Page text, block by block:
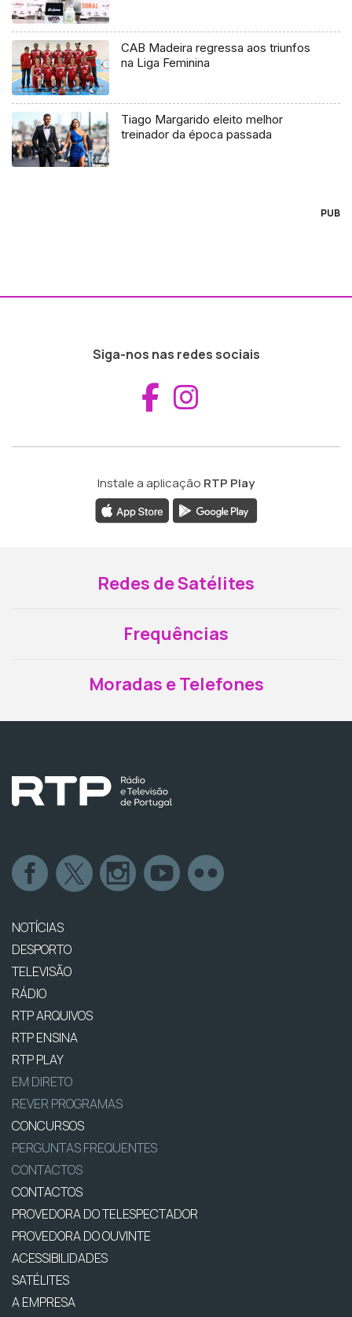
CAB Madeira regressa aos triunfos
na Liga Feminina
Tiago Margarido eleito melhor
treinador da época passada
PUB
Siga-nos nas redes sociais
Aceder ao
Instale a aplicação RTP Play
Redes de Satélites
Frequências
Moradas e Telefones
NOTÍCIAS
DESPORTO
TELEVISÃO
RÁDIO
RTP ARQUIVOS
RTP ENSINA
RTP PLAY
EM DIRETO
REVER PROGRAMAS
CONCURSOS
PERGUNTAS FREQUENTES
CONTACTOS
CONTACTOS
PROVEDORA DO TELESPECTADOR
PROVEDORA DO OUVINTE
ACESSIBILIDADES
SATÉLITES
A EMPRESA